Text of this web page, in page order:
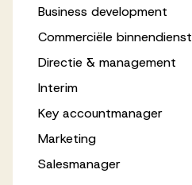
Business development
Commerciële binnendienst
Directie & management
Interim
Key accountmanager
Marketing
Salesmanager